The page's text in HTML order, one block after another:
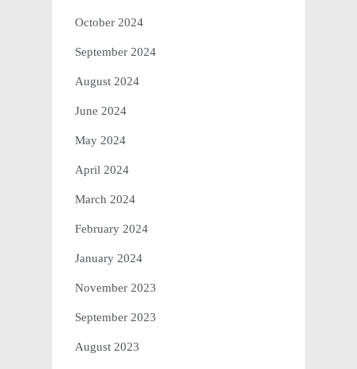
October 2024
September 2024
August 2024
June 2024
May 2024
April 2024
March 2024
February 2024
January 2024
November 2023
September 2023
August 2023